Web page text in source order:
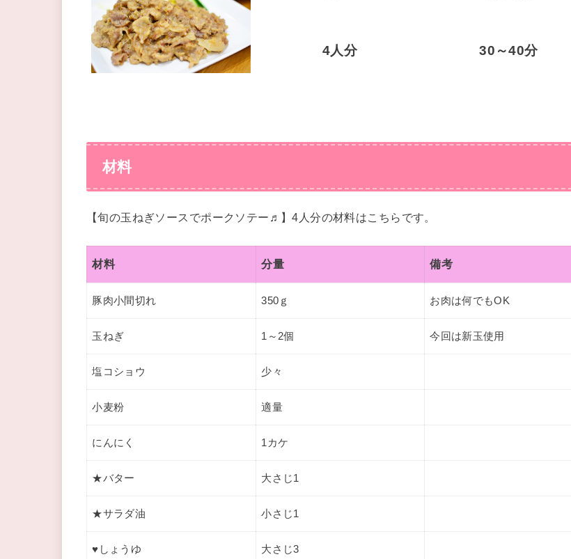
4人分 30～40分
材料
【旬の玉ねぎソースでポークソテー♬】4人分の材料はこちらです。
材料 分量 備考
豚肉小間切れ 350ｇ お肉は何でもOK
玉ねぎ 1～2個 今回は新玉使用
塩コショウ 少々
小麦粉 適量
にんにく 1カケ
★バター 大さじ1
★サラダ油 小さじ1
♥しょうゆ 大さじ3